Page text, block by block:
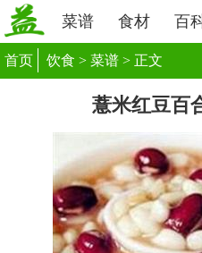
菜谱 食材 百
首页 饮食 > 菜谱 > 正文
薏米红豆百